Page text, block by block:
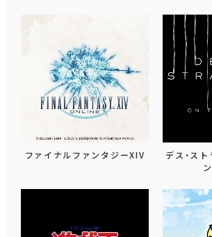
ファイナルファンタジーXIV
デス・ス